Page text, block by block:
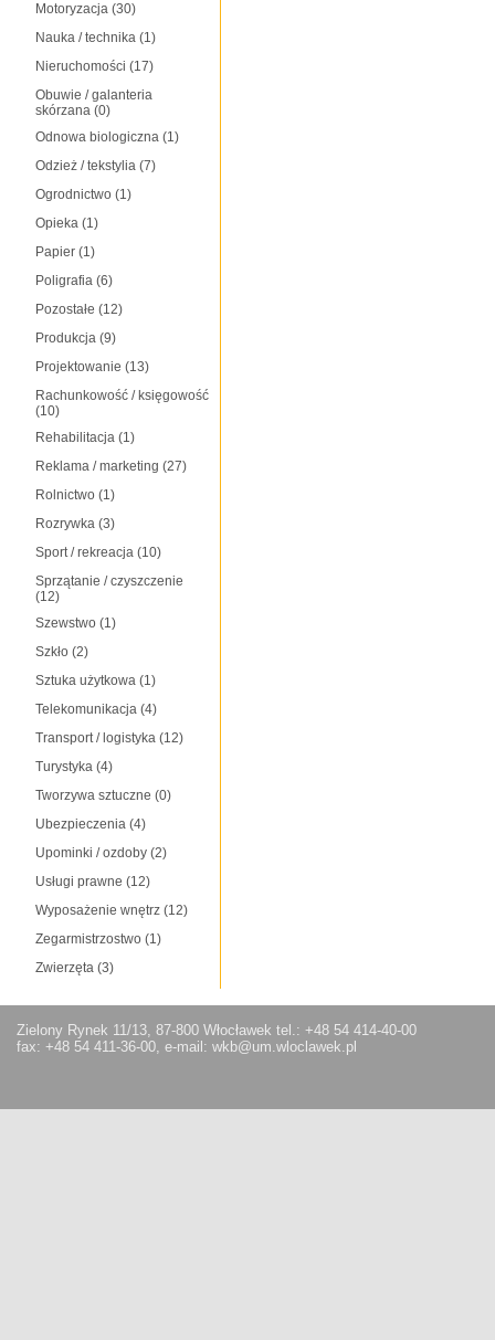
Motoryzacja (30)
Nauka / technika (1)
Nieruchomości (17)
Obuwie / galanteria
skórzana (0)
Odnowa biologiczna (1)
Odzież / tekstylia (7)
Ogrodnictwo (1)
Opieka (1)
Papier (1)
Poligrafia (6)
Pozostałe (12)
Produkcja (9)
Projektowanie (13)
Rachunkowość / księgowość
(10)
Rehabilitacja (1)
Reklama / marketing (27)
Rolnictwo (1)
Rozrywka (3)
Sport / rekreacja (10)
Sprzątanie / czyszczenie
(12)
Szewstwo (1)
Szkło (2)
Sztuka użytkowa (1)
Telekomunikacja (4)
Transport / logistyka (12)
Turystyka (4)
Tworzywa sztuczne (0)
Ubezpieczenia (4)
Upominki / ozdoby (2)
Usługi prawne (12)
Wyposażenie wnętrz (12)
Zegarmistrzostwo (1)
Zwierzęta (3)
Zielony Rynek 11/13, 87-800 Włocławek tel.: +48 54 414-40-00
fax: +48 54 411-36-00, e-mail: wkb@um.wloclawek.pl